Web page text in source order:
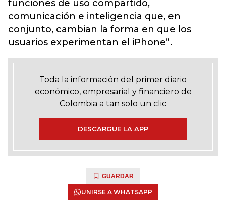
funciones de uso compartido,
comunicación e inteligencia que, en
conjunto, cambian la forma en que los
usuarios experimentan el iPhone”.
Toda la información del primer diario
económico, empresarial y financiero de
Colombia a tan solo un clic
DESCARGUE LA APP
GUARDAR
UNIRSE A WHATSAPP